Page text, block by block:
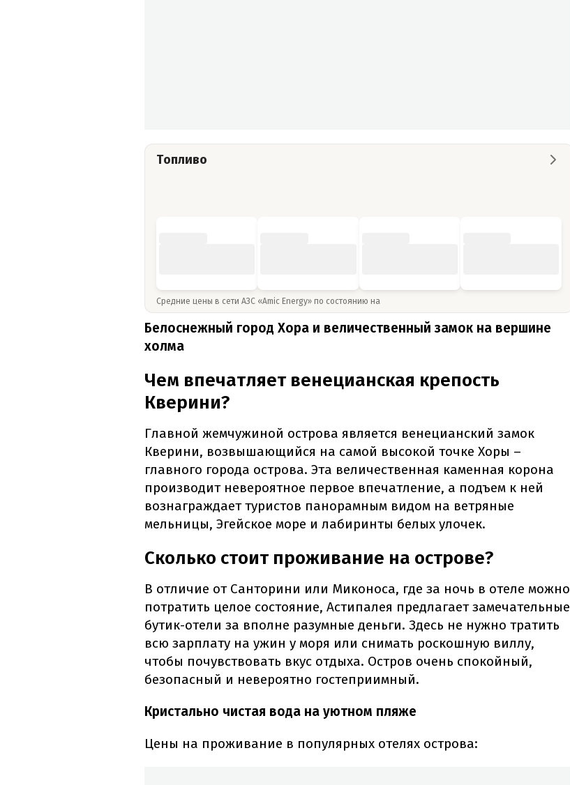
Топливо
Средние цены в сети АЗС «Amic Energy» по состоянию на
Белоснежный город Хора и величественный замок на вершине
холма
Чем впечатляет венецианская крепость
Кверини?
Главной жемчужиной острова является венецианский замок
Кверини, возвышающийся на самой высокой точке Хоры –
главного города острова. Эта величественная каменная корона
производит невероятное первое впечатление, а подъем к ней
вознаграждает туристов панорамным видом на ветряные
мельницы, Эгейское море и лабиринты белых улочек.
Сколько стоит проживание на острове?
В отличие от Санторини или Миконоса, где за ночь в отеле можно
потратить целое состояние, Астипалея предлагает замечательные
бутик-отели за вполне разумные деньги. Здесь не нужно тратить
всю зарплату на ужин у моря или снимать роскошную виллу,
чтобы почувствовать вкус отдыха. Остров очень спокойный,
безопасный и невероятно гостеприимный.
Кристально чистая вода на уютном пляже
Цены на проживание в популярных отелях острова: